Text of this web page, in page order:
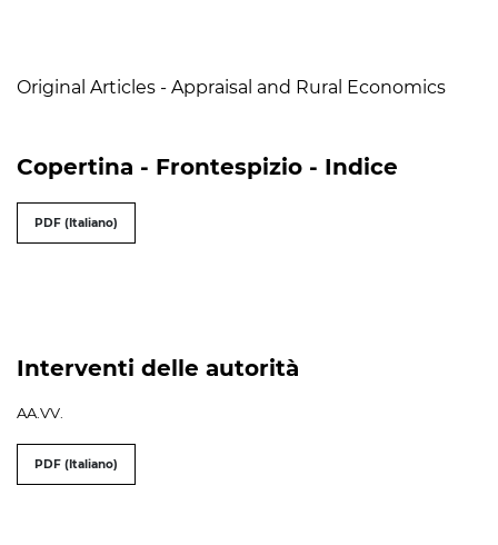
Original Articles - Appraisal and Rural Economics
Copertina - Frontespizio - Indice
PDF (Italiano)
Interventi delle autorità
AA.VV.
PDF (Italiano)